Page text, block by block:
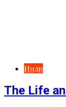
Инди
The Life